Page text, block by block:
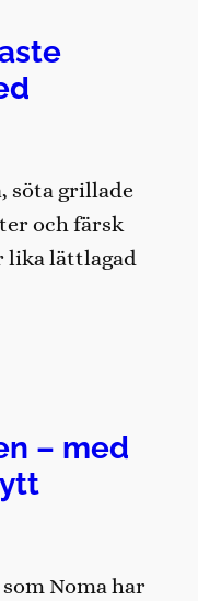
söta grillade
och färsk
lika lättlagad
– med
Noma har